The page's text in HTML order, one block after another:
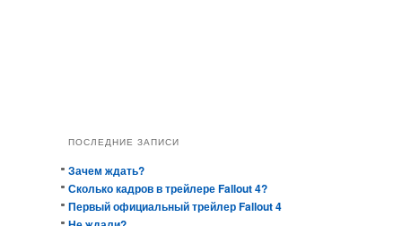
ПОСЛЕДНИЕ ЗАПИСИ
Зачем ждать?
Сколько кадров в трейлере Fallout 4?
Первый официальный трейлер Fallout 4